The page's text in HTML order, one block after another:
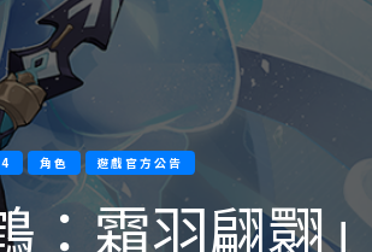
角色 遊戲官方公告
：霜羽翩翾